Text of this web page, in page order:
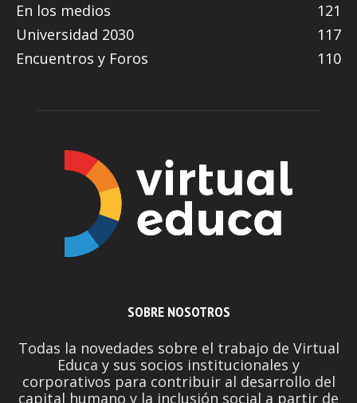
En los medios
121
Universidad 2030
117
Encuentros y Foros
110
SOBRE NOSOTROS
Todas la novedades sobre el trabajo de Virtual
Educa y sus socios institucionales y
corporativos para contribuir al desarrollo del
capital humano y la inclusión social a partir de